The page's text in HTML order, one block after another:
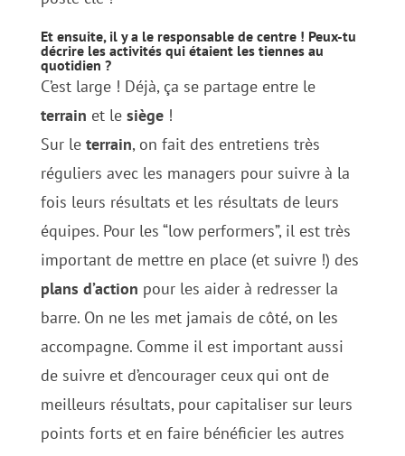
Et ensuite, il y a le responsable de centre ! Peux-tu
décrire les activités qui étaient les tiennes au
quotidien ?
C’est large ! Déjà, ça se partage entre le
terrain et le siège!
Sur le terrain, on fait des entretiens très
réguliers avec les managers pour suivre à la
fois leurs résultats et les résultats de leurs
équipes. Pour les “low performers”, il est très
important de mettre en place (et suivre !) des
plans d’action pour les aider à redresser la
barre. On ne les met jamais de côté, on les
accompagne. Comme il est important aussi
de suivre et d’encourager ceux qui ont de
meilleurs résultats, pour capitaliser sur leurs
points forts et en faire bénéficier les autres